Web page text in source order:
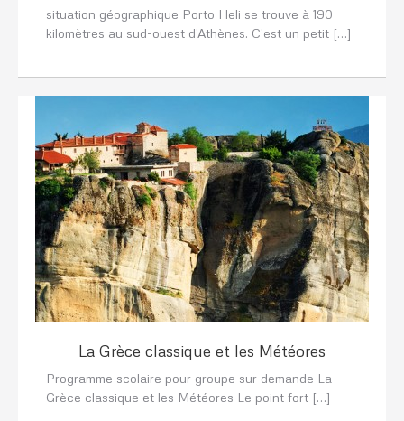
situation géographique Porto Heli se trouve à 190
kilomètres au sud-ouest d’Athènes. C’est un petit […]
La Grèce classique et les Météores
Programme scolaire pour groupe sur demande La
Grèce classique et les Météores Le point fort […]